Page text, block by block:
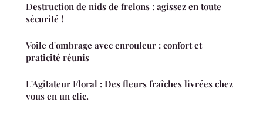
Destruction de nids de frelons : agissez en toute
sécurité !
Voile d'ombrage avec enrouleur : confort et
praticité réunis
L'Agitateur Floral : Des fleurs fraîches livrées chez
vous en un clic.